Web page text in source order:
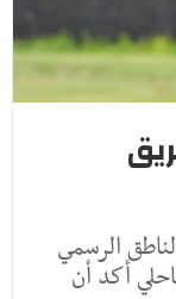
الرسمي
أكد أن